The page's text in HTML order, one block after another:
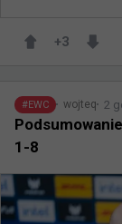
+3
#EWC wojteq 2
1-8